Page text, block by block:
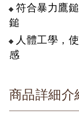
符合暴力鷹
鎚
人體工學，
感
商品詳細介